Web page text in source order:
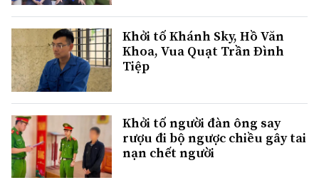
Khởi tố Khánh Sky, Hồ Văn
Khoa, Vua Quạt Trần Đình
Tiệp
Khởi tố người đàn ông say
rượu đi bộ ngược chiều gây tai
nạn chết người